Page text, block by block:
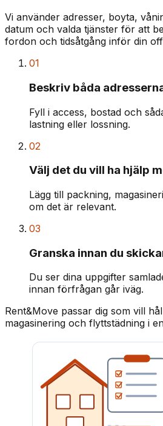
Vi använder adresser, boyta,
datum och valda tjänster för att
fordon och tidsåtgång inför din
01
Beskriv båda
Fyll i access, bostad och
lastning eller lossning.
02
Välj det du vill ha hjälp
Lägg till packning,
om det är relevant.
03
Granska innan du
Du ser dina uppgifter
innan förfrågan går iväg.
Rent&Move passar dig som vill
magasinering och flyttstädning i